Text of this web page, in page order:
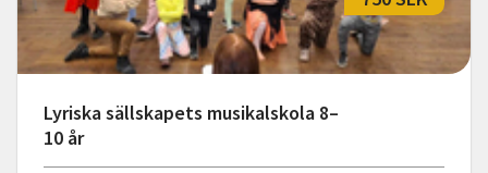
Lyriska sällskapets musikalskola 8–
10 år